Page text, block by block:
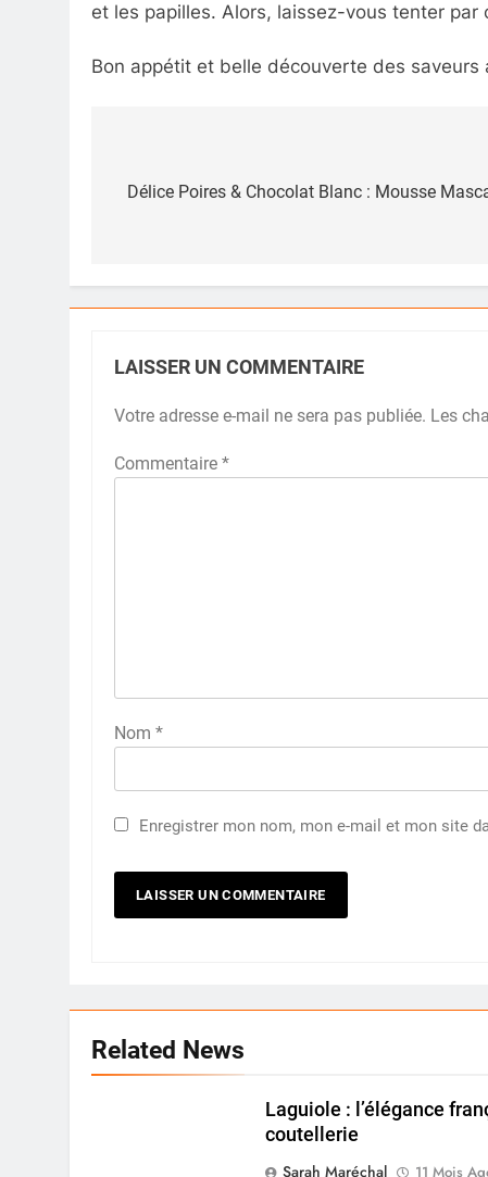
et les papilles. Alors, laissez-vous tenter
Bon appétit et belle découverte des saveurs
de
Délice Poires & Chocolat Blanc : Mousse
LAISSER UN COMMENTAIRE
Votre adresse e-mail ne sera pas publiée. Les
Commentaire *
Nom *
Enregistrer mon nom, mon e-mail et mon site
Related News
Laguiole : l’élégance
coutellerie
Sarah Maréchal
11 Mois